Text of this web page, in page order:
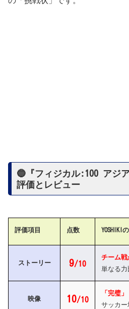
🔵『フィジカル:100 アジ
評価とレビュー
評価項目 点数 YOSHIKI
ストーリー 9/10
チーム戦
単なる力
映像 10/10
「完璧
サッカー